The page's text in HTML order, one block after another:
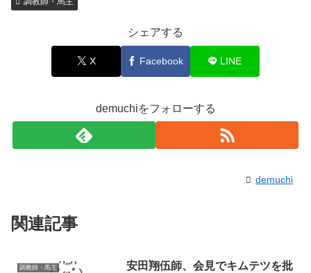
シェアする
X Facebook LINE
demuchiをフォローする
demuchi
関連記事
調教師・馬主
安田翔伍師、会見でキムテツを批